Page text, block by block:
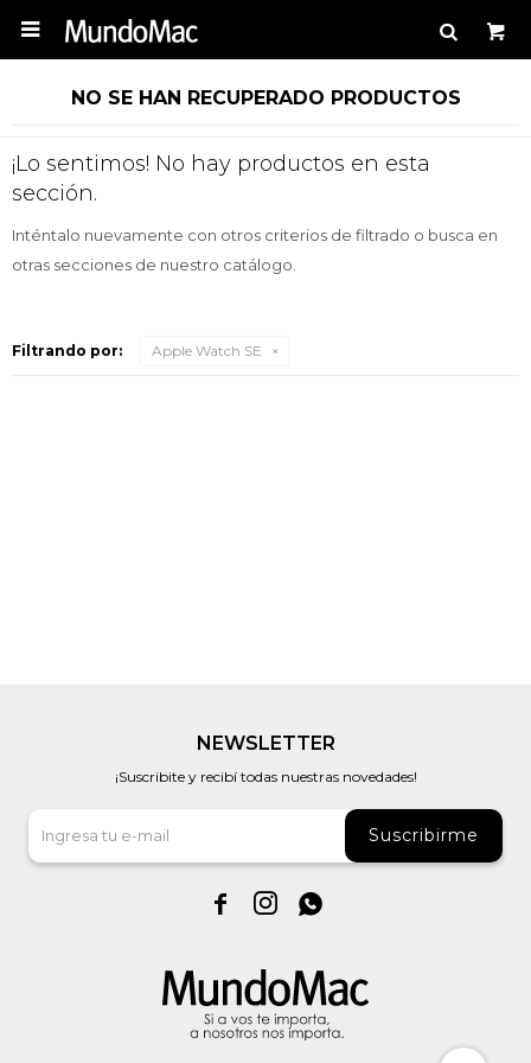

NO SE HAN RECUPERADO PRODUCTOS
¡Lo sentimos! No hay productos en esta
sección.
Inténtalo nuevamente con otros criterios de filtrado o busca en
otras secciones de nuestro catálogo.
Filtrando por: Apple Watch SE
NEWSLETTER
¡Suscribite y recibí todas nuestras novedades!
Suscribirme
  